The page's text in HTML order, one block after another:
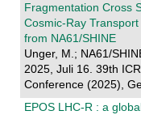
Fragmentation Cross
Cosmic-Ray
from NA61/SHINE
Unger, M.; NA61/
2025, Juli 16. 39th
Conference (2025),
EPOS LHC-R : a